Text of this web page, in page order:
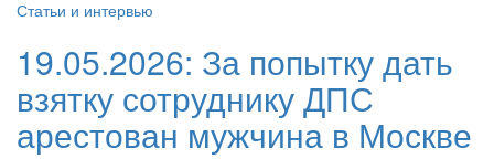
Статьи и интервью
19.05.2026: За попытку дать
взятку сотруднику ДПС
арестован мужчина в Москве